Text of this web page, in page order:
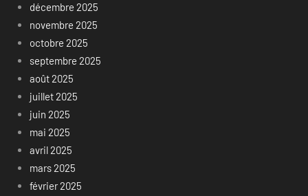
décembre 2025
novembre 2025
octobre 2025
septembre 2025
août 2025
juillet 2025
juin 2025
mai 2025
avril 2025
mars 2025
février 2025